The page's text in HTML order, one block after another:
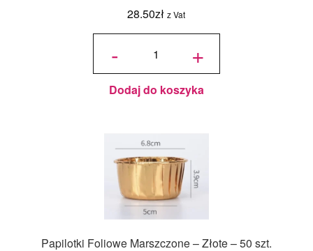
28.50zł z Vat
-
ilość
Marszczone
- Biało-
Złote - 50
szt. +
Dodaj do koszyka
Papilotki Foliowe Marszczone – Złote – 50 szt.